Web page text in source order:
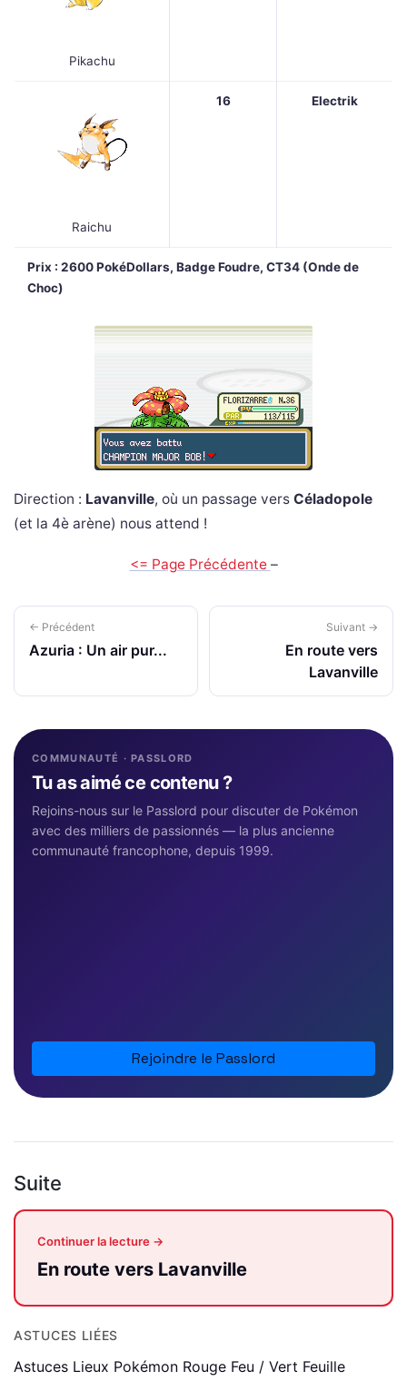
Pikachu
Raichu
16 Electrik
Prix : 2600 PokéDollars, Badge Foudre, CT34 (Onde de
Choc)
Direction : Lavanville, où un passage vers Céladopole
(et la 4è arène) nous attend !
<= Page Précédente –
← Précédent
Azuria : Un air pur...
Suivant →
En route vers
Lavanville
COMMUNAUTÉ · PASSLORD
Tu as aimé ce contenu ?
Rejoins-nous sur le Passlord pour discuter de Pokémon
avec des milliers de passionnés — la plus ancienne
communauté francophone, depuis 1999.
Rejoindre le Passlord
Suite
Continuer la lecture →
En route vers Lavanville
ASTUCES LIÉES
Astuces Lieux Pokémon Rouge Feu / Vert Feuille